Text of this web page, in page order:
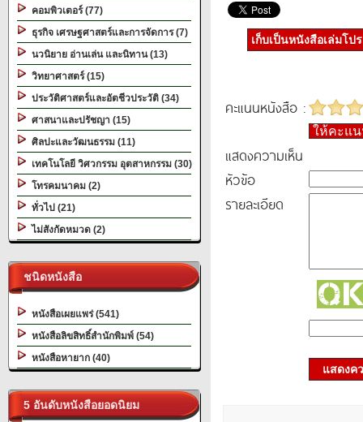
คอมพิวเตอร์ (77)
ธุรกิจ เศรษฐศาสตร์และการจัดการ (7)
นวนิยาย อ่านเล่น และนิทาน (13)
วิทยาศาสตร์ (15)
ประวัติศาสตร์และอัตชีวประวัติ (34)
ศาสนาและปรัชญา (15)
ศิลปะและวัฒนธรรม (11)
เทคโนโลยี วิศวกรรม อุตสาหกรรม (30)
โทรคมนาคม (2)
ทั่วไป (21)
ไม่สังกัดหมวด (2)
ชนิดหนังสือ
หนังสือเผยแพร่ (541)
หนังสือลิขสิทธิ์สำนักพิมพ์ (54)
หนังสือหายาก (40)
5 อันดับหนังสือยอดนิยม
เก็บเป็นหนังสือเล่มโป
คะแนนหนังสือ :
ให้คะแ
แสดงความเห็น
หัวข้อ
รายละเอียด
แสดงค